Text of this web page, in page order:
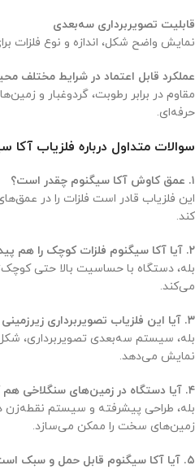
قابلیت تصویربرداری سه‌بعدی
نمایش واضح شکل، اندازه و نوع فلزات
عملکرد قابل اعتماد در شرایط مختلف
مقاوم در برابر رطوبت، گردوغبار و
حرفه‌ای.
سوالات متداول درباره فلزیاب آکا
۱. عمق کاوش آکا سیگنوم چقدر است؟
این فلزیاب قادر است فلزات را در
کند.
۲. آیا آکا سیگنوم فلزات کوچک را هم پیدا می‌کند؟
بله، دستگاه با حساسیت بالا حتی
می‌کند.
۳. آیا این فلزیاب تصویربرداری زیرزمینی دارد؟
بله، سیستم سه‌بعدی تصویربرداری،
نمایش می‌دهد.
۴. آیا دستگاه در زمین‌های سنگلاخی هم کار می‌کند؟
بله، طراحی پیشرفته و سیستم نقطه‌زن
زمین‌های سخت را ممکن می‌سازد.
۵. آیا آکا سیگنوم قابل حمل و سبک است؟